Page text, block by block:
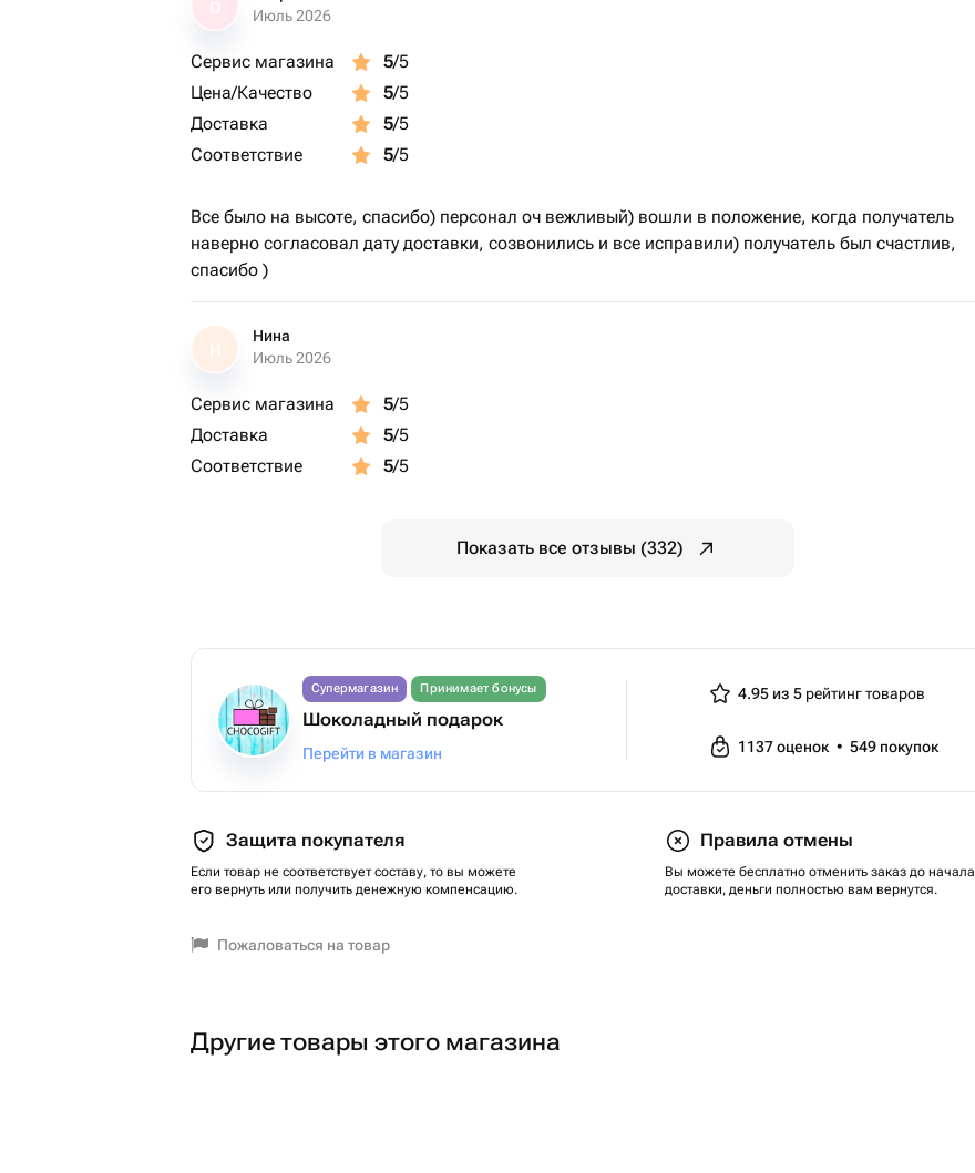
Июль 2026
Сервис магазина 5/5
Цена/Качество
5/5
Доставка
5/5
Соответствие
5/5
Все было на высоте, спасибо) персонал оч вежливый) вошли в положение, когда получатель
наверно согласовал дату доставки, созвонились и все исправили) получатель был счастлив,
спасибо )
Н
Нина
Июль 2026
Сервис магазина 5/5
Доставка
5/5
Соответствие
5/5
Показать все отзывы (332)
Супермагазин Принимает бонусы
Шоколадный подарок
Перейти в магазин
4.95 из 5рейтинг товаров
1137оценок • 549 покупок
Защита покупателя
Если товар не соответствует составу, то вы можете
его вернуть или получить денежную компенсацию.
Правила отмены
Вы можете бесплатно отменить заказ до начала
доставки, деньги полностью вам вернутся.
Пожаловаться на товар
Другие товары этого магазина